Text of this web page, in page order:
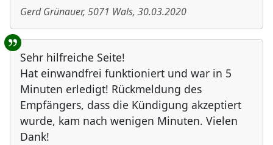
Gerd Grünauer, 5071 Wals, 30.03.2020
Sehr hilfreiche Seite!
Hat einwandfrei funktioniert und war in 5
Minuten erledigt! Rückmeldung des
Empfängers, dass die Kündigung akzeptiert
wurde, kam nach wenigen Minuten. Vielen
Dank!